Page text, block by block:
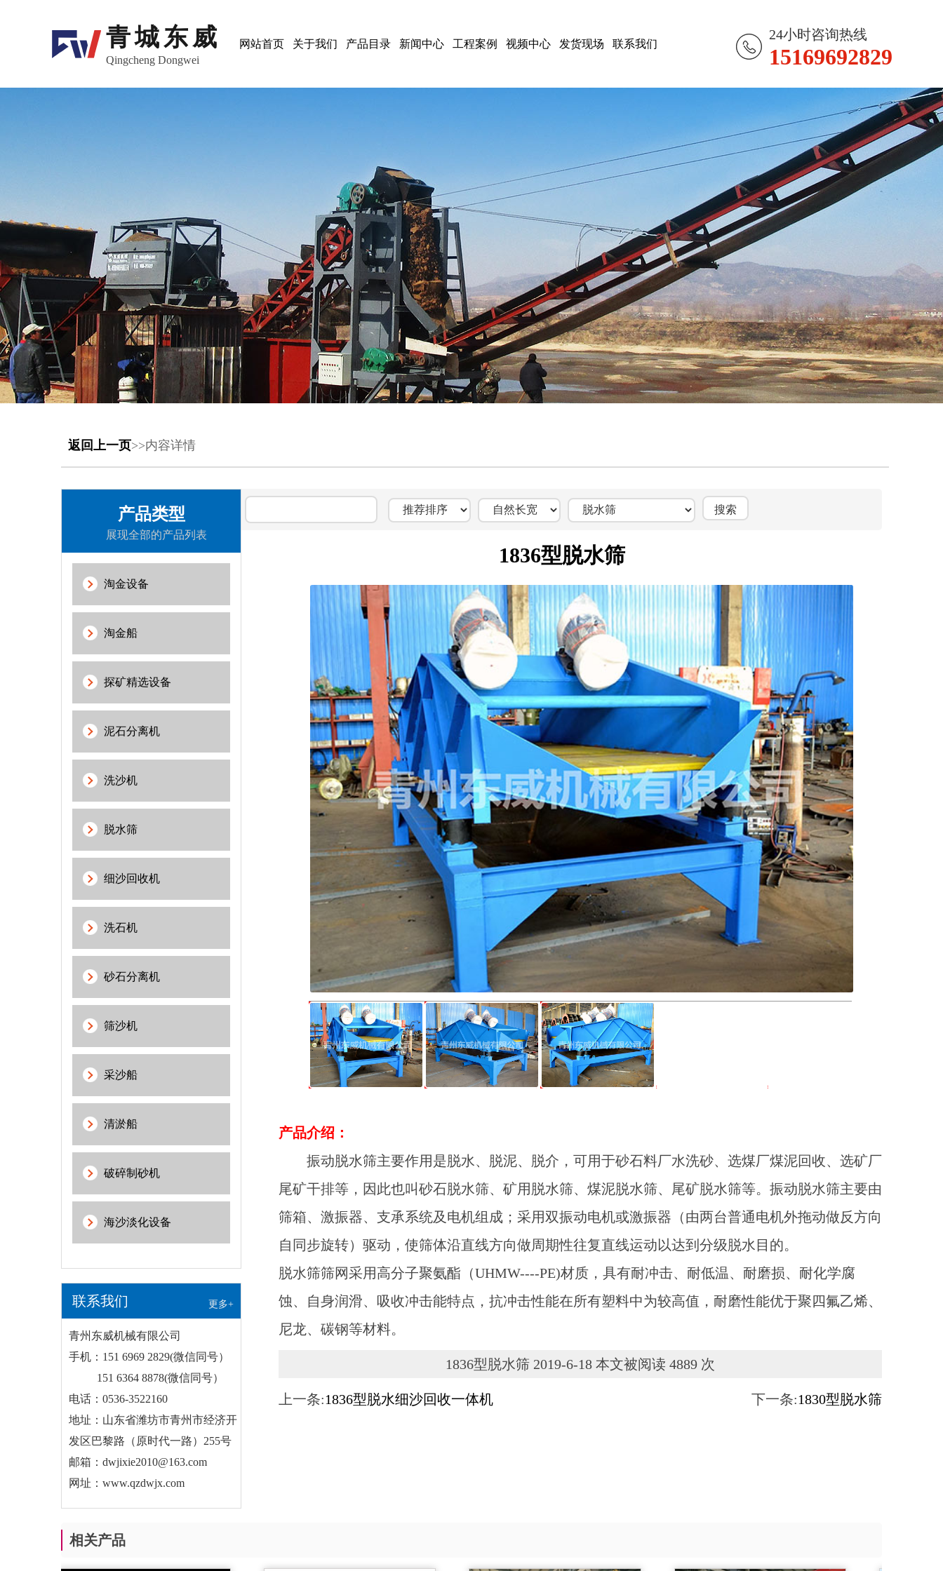
青城东威
Qingcheng Dongwei
网站首页 关于我们 产品目录 新闻中心 工程案例 视频中心 发货现场 联系我们
24小时咨询热线
15169692829
返回上一页>>内容详情
产品类型
展现全部的产品列表
淘金设备
淘金船
探矿精选设备
泥石分离机
洗沙机
脱水筛
细沙回收机
洗石机
砂石分离机
筛沙机
采沙船
清淤船
破碎制砂机
海沙淡化设备
联系我们 更多+
青州东威机械有限公司
手机：151 6969 2829(微信同号）
151 6364 8878(微信同号）
电话：0536-3522160
地址：山东省潍坊市青州市经济开
发区巴黎路（原时代一路）255号
邮箱：dwjixie2010@163.com
网址：www.qzdwjx.com
1836型脱水筛
产品介绍：
振动脱水筛主要作用是脱水、脱泥、脱介，可用于砂石料厂水洗砂、选煤厂煤泥回收、选矿厂
尾矿干排等，因此也叫砂石脱水筛、矿用脱水筛、煤泥脱水筛、尾矿脱水筛等。振动脱水筛主要由
筛箱、激振器、支承系统及电机组成；采用双振动电机或激振器（由两台普通电机外拖动做反方向
自同步旋转）驱动，使筛体沿直线方向做周期性往复直线运动以达到分级脱水目的。
脱水筛筛网采用高分子聚氨酯（UHMW----PE)材质，具有耐冲击、耐低温、耐磨损、耐化学腐
蚀、自身润滑、吸收冲击能特点，抗冲击性能在所有塑料中为较高值，耐磨性能优于聚四氟乙烯、
尼龙、碳钢等材料。
1836型脱水筛 2019-6-18 本文被阅读 4889 次
上一条:1836型脱水细沙回收一体机 下一条:1830型脱水筛
相关产品